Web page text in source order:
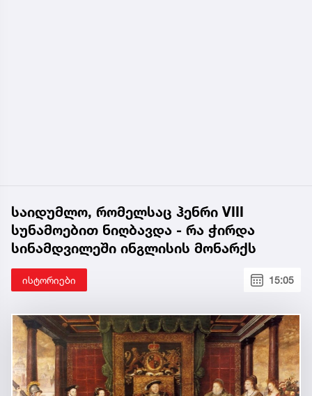
საიდუმლო, რომელსაც ჰენრი VIII
სუნამოებით ნიღბავდა - რა ჭირდა
სინამდვილეში ინგლისის მონარქს
ისტორიები 15:05